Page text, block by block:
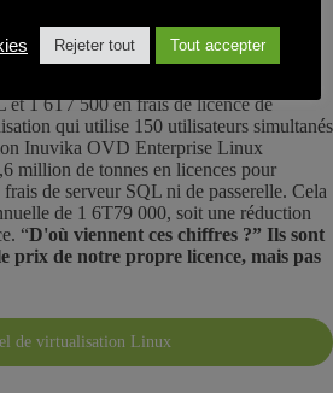
comptant 500 utilisateurs et 150
dépenser annuellement 1 6T92 500 en
en frais d'utilisateur nommé, 1 6T10
et 1 6T7 500 en frais de licence de
qui utilise 150 utilisateurs simultanés
Inuvika OVD Enterprise Linux
million de tonnes en licences pour
de serveur SQL ni de passerelle. Cela
de 1 6T79 000, soit une réduction
“D'où viennent ces chiffres ?” Ils sont
prix de notre propre licence, mais pas
de virtualisation Linux
Rejeter tout Tout accepter